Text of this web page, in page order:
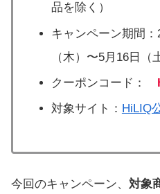
品を除く）
キャンペーン期間：
（木）〜5月16日（
クーポンコード：
対象サイト： HiLIQ
今回のキャンペーン、 対象